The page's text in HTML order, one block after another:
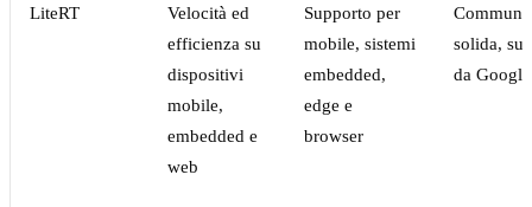
LiteRT
Velocità ed
efficienza su
dispositivi
mobile,
embedded e
web
Supporto per
mobile, sistemi
embedded,
edge e
browser
solida,
da Google